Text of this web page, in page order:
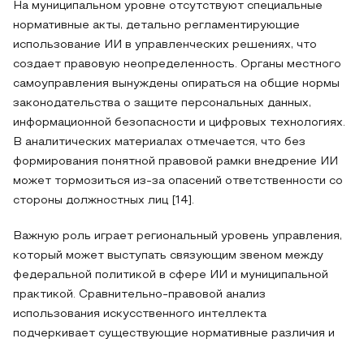
На муниципальном уровне отсутствуют специальные
нормативные акты, детально регламентирующие
использование ИИ в управленческих решениях, что
создает правовую неопределенность. Органы местного
самоуправления вынуждены опираться на общие нормы
законодательства о защите персональных данных,
информационной безопасности и цифровых технологиях.
В аналитических материалах отмечается, что без
формирования понятной правовой рамки внедрение ИИ
может тормозиться из-за опасений ответственности со
стороны должностных лиц [14].
Важную роль играет региональный уровень управления,
который может выступать связующим звеном между
федеральной политикой в сфере ИИ и муниципальной
практикой. Сравнительно-правовой анализ
использования искусственного интеллекта
подчеркивает существующие нормативные различия и